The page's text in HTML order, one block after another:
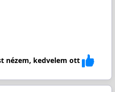
nézem, kedvelem ott